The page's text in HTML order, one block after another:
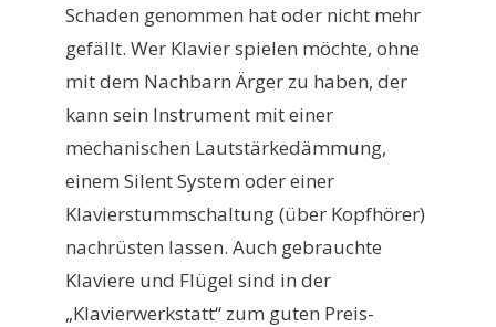
Schaden genommen hat oder nicht mehr
gefällt. Wer Klavier spielen möchte, ohne
mit dem Nachbarn Ärger zu haben, der
kann sein Instrument mit einer
mechanischen Lautstärkedämmung,
einem Silent System oder einer
Klavierstummschaltung (über Kopfhörer)
nachrüsten lassen. Auch gebrauchte
Klaviere und Flügel sind in der
„Klavierwerkstatt“ zum guten Preis-